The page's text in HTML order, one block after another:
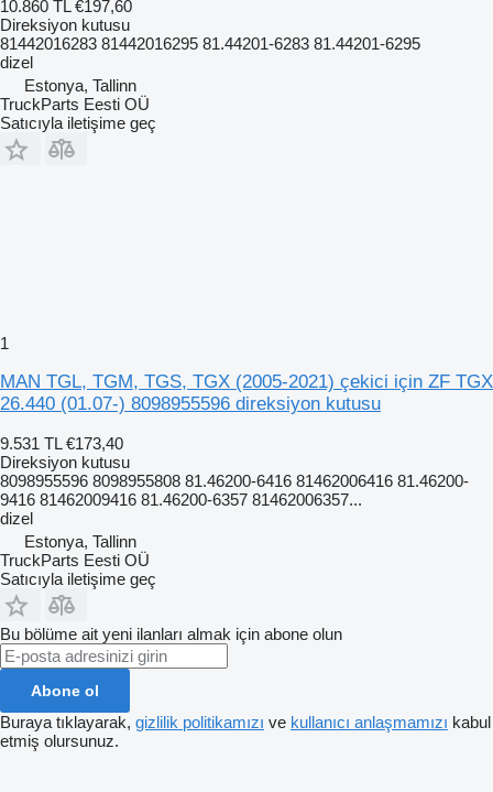
10.860 TL €197,60
Direksiyon kutusu
81442016283 81442016295 81.44201-6283 81.44201-6295
dizel
Estonya, Tallinn
TruckParts Eesti OÜ
Satıcıyla iletişime geç
1
MAN TGL, TGM, TGS, TGX (2005-2021) çekici için ZF TGX
26.440 (01.07-) 8098955596 direksiyon kutusu
9.531 TL €173,40
Direksiyon kutusu
8098955596 8098955808 81.46200-6416 81462006416 81.46200-
9416 81462009416 81.46200-6357 81462006357...
dizel
Estonya, Tallinn
TruckParts Eesti OÜ
Satıcıyla iletişime geç
Bu bölüme ait yeni ilanları almak için abone olun
Abone ol
Buraya tıklayarak, gizlilik politikamızı ve kullanıcı anlaşmamızı kabul
etmiş olursunuz.